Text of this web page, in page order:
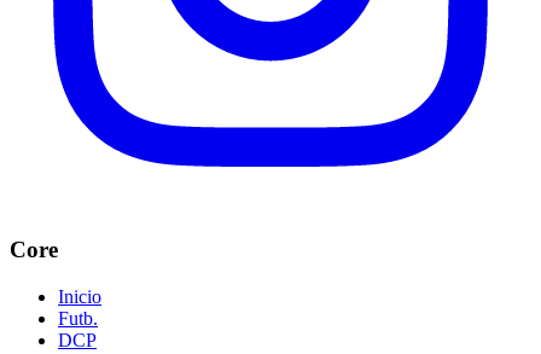
Core
Inicio
Futb.
DCP